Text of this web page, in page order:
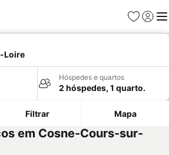
Favoritos
Iniciar
Loire
Hóspedes e quartos
2 hóspedes, 1 quarto.
Filtrar Mapa
em Cosne-Cours-sur-